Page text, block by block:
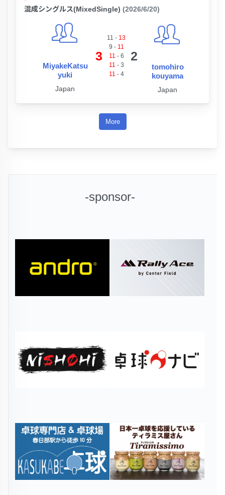
混成シングルス(MixedSingle) (2026/6/20)
MiyakeKatsu
yuki
Japan
3
11 - 13
9 - 11
11 - 6
11 - 3
11 - 4
2
tomohiro
kouyama
Japan
More
-sponsor-